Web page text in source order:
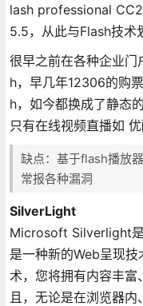
lash professional
5.5，从此与Flash技术
很早之前在各种企业
h，早几年12306的购
h，如今都换成了静态
只有在线视频直播如
缺点：基于flash播放
常报各种漏洞
SilverLight
Microsoft Silverlight是
是一种新的Web呈现
术，您将拥有内容丰富
且，无论是在浏览器